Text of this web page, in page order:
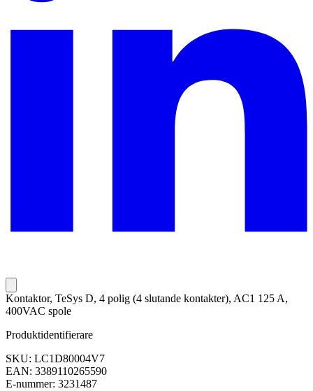
Kontaktor, TeSys D, 4 polig (4 slutande kontakter), AC1 125 A,
400VAC spole
Produktidentifierare
SKU: LC1D80004V7
EAN: 3389110265590
E-nummer: 3231487